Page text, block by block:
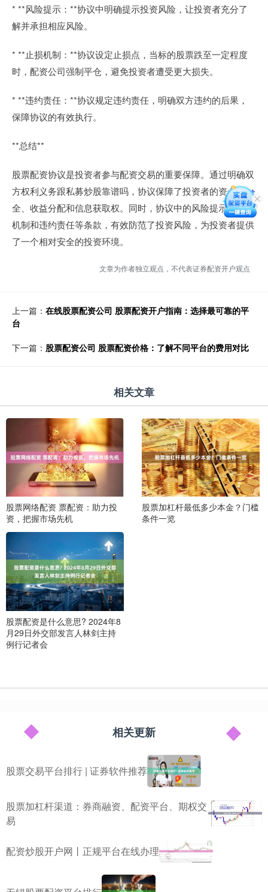
* **风险提示：**协议中明确提示投资风险，让投资者充分了
解并承担相应风险。
* **止损机制：**协议设定止损点，当标的股票跌至一定程度
时，配资公司强制平仓，避免投资者遭受更大损失。
* **违约责任：**协议规定违约责任，明确双方违约的后果，
保障协议的有效执行。
**总结**
股票配资协议是投资者参与配资交易的重要保障。通过明确双
方权利义务跟私募炒股靠谱吗，协议保障了投资者的资金安
全、收益分配和信息获取权。同时，协议中的风险提示、止损
机制和违约责任等条款，有效防范了投资风险，为投资者提供
了一个相对安全的投资环境。
文章为作者独立观点，不代表证券配资开户观点
上一篇： 在线股票配资公司 股票配资开户指南：选择最可靠的平
台
下一篇： 股票配资公司 股票配资价格：了解不同平台的费用对比
相关文章
股票网络配资 票配资：助力投
资，把握市场先机
股票加杠杆最低多少本金？门槛
条件一览
股票配资是什么意思? 2024年8
月29日外交部发言人林剑主持
例行记者会
相关更新
股票交易平台排行 | 证券软件推荐
股票加杠杆渠道：券商融资、配资平台、期权交
易
配资炒股开户网丨正规平台在线办理